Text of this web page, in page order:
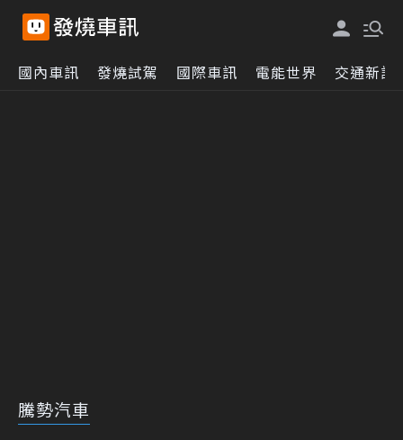
國內車訊 發燒試駕 國際車訊 電能世界 交通新訊
騰勢汽車